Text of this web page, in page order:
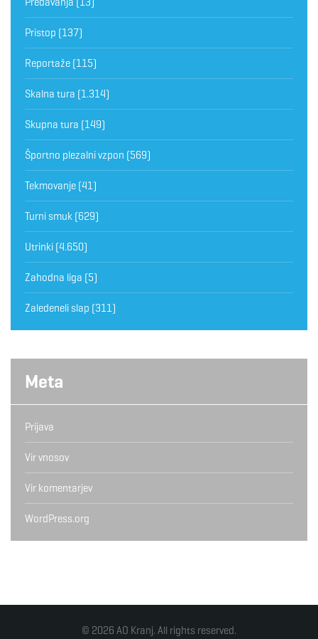
Pristop (137)
Reportaže (115)
Skalna tura (1.314)
Skupna tura (149)
Športno plezalni vzpon (569)
Tekmovanje (41)
Turni smuk (629)
Utrinki (4.650)
Zahodna liga (5)
Zaledeneli slap (311)
Meta
Prijava
Vir vnosov
Vir komentarjev
WordPress.org
© 2026 AO Kranj. All rights reserved.